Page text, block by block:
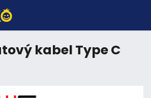
kabel Type C